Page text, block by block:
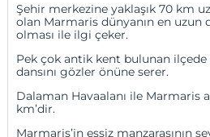
Şehir merkezine yaklaşık 70 km
olan Marmaris dünyanın en uzun
olması ile ilgi çeker.
Pek çok antik kent bulunan
dansını gözler önüne serer.
Dalaman Havaalanı ile Marmaris
km’dir.
Marmaris’in eşsiz manzarasının